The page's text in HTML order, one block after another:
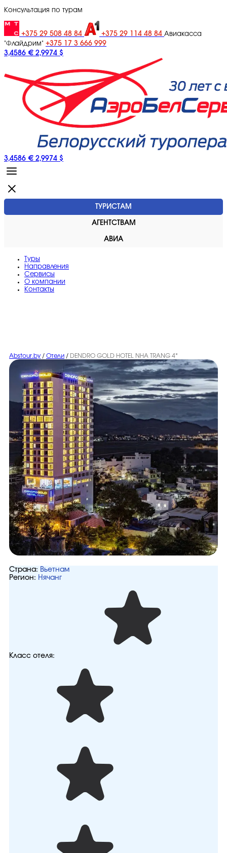
Консультация по турам
+375 29 508 48 84 +375 29 114 48 84 Авиакасса
"Флайдрим" +375 17 3 666 999
3,4586 € 2,9974 $
3,4586 € 2,9974 $
ТУРИСТАМ
АГЕНТСТВАМ
АВИА
Туры
Направления
Сервисы
O компании
Контакты
Abstour.by / Отели / DENDRO GOLD HOTEL NHA TRANG 4*
Страна: Вьетнам
Регион: Нячанг
Класс отеля: